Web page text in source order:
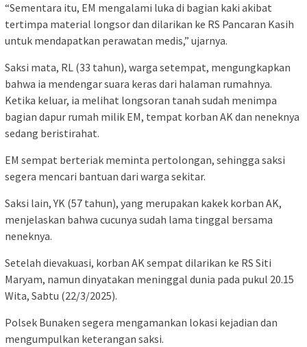
“Sementara itu, EM mengalami luka di bagian kaki akibat
tertimpa material longsor dan dilarikan ke RS Pancaran Kasih
untuk mendapatkan perawatan medis,” ujarnya.
Saksi mata, RL (33 tahun), warga setempat, mengungkapkan
bahwa ia mendengar suara keras dari halaman rumahnya.
Ketika keluar, ia melihat longsoran tanah sudah menimpa
bagian dapur rumah milik EM, tempat korban AK dan neneknya
sedang beristirahat.
EM sempat berteriak meminta pertolongan, sehingga saksi
segera mencari bantuan dari warga sekitar.
Saksi lain, YK (57 tahun), yang merupakan kakek korban AK,
menjelaskan bahwa cucunya sudah lama tinggal bersama
neneknya.
Setelah dievakuasi, korban AK sempat dilarikan ke RS Siti
Maryam, namun dinyatakan meninggal dunia pada pukul 20.15
Wita, Sabtu (22/3/2025).
Polsek Bunaken segera mengamankan lokasi kejadian dan
mengumpulkan keterangan saksi.